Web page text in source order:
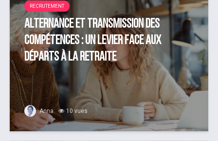
RECRUTEMENT
Alternance et transmission des
compétences : un levier face aux
départs à la retraite
Anna 10 vues